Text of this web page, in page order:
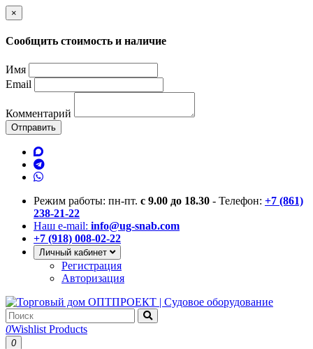
×
Сообщить стоимость и наличие
Имя
Email
Комментарий
Отправить
Режим работы: пн-пт. с 9.00 до 18.30 - Телефон: +7 (861)
238-21-22
Наш e-mail: info@ug-snab.com
+7 (918) 008-02-22
Личный кабинет
Регистрация
Авторизация
0Wishlist Products
0